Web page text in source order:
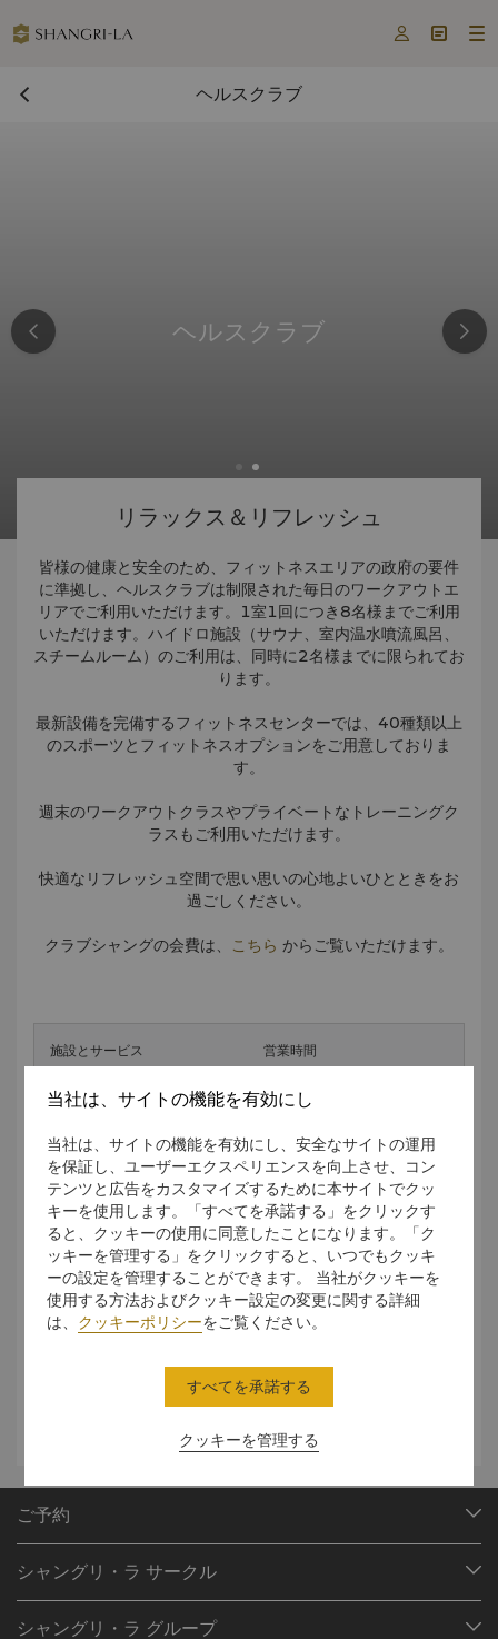
  
ヘルスクラブ
ヘルスクラブ
リラックス＆リフレッシュ
皆様の健康と安全のため、フィットネスエリアの政府の要件
に準拠し、ヘルスクラブは制限された毎日のワークアウトエ
リアでご利用いただけます。1室1回につき8名様までご利用
いただけます。ハイドロ施設（サウナ、室内温水噴流風呂、
スチームルーム）のご利用は、同時に2名様までに限られてお
ります。
最新設備を完備するフィットネスセンターでは、40種類以上
のスポーツとフィットネスオプションをご用意しておりま
す。
週末のワークアウトクラスやプライベートなトレーニングク
ラスもご利用いただけます。
快適なリフレッシュ空間で思い思いの心地よいひとときをお
過ごしください。
クラブシャングの会費は、 こちら からご覧いただけます。
施設とサービス 営業時間
キッズコーナー 9時～19時
フィットネスセンター 8時～20時
屋内噴流式泡風呂 8時～20時
屋外噴流式泡風呂 8時～19時
屋外プール 8時～19時
屋外テニスコート 8時～19時
ご予約
ご予約の検索
シャングリ・ラ サークル
シャングリ・ラ グループ
当社は、サイトの機能を有効にし
当社は、サイトの機能を有効にし、安全なサイトの運用
を保証し、ユーザーエクスペリエンスを向上させ、コン
テンツと広告をカスタマイズするために本サイトでクッ
キーを使用します。「すべてを承諾する」をクリックす
ると、クッキーの使用に同意したことになります。「ク
ッキーを管理する」をクリックすると、いつでもクッキ
ーの設定を管理することができます。 当社がクッキーを
使用する方法およびクッキー設定の変更に関する詳細
は、 クッキーポリシーをご覧ください。
クッキーを管理する
すべてを承諾する